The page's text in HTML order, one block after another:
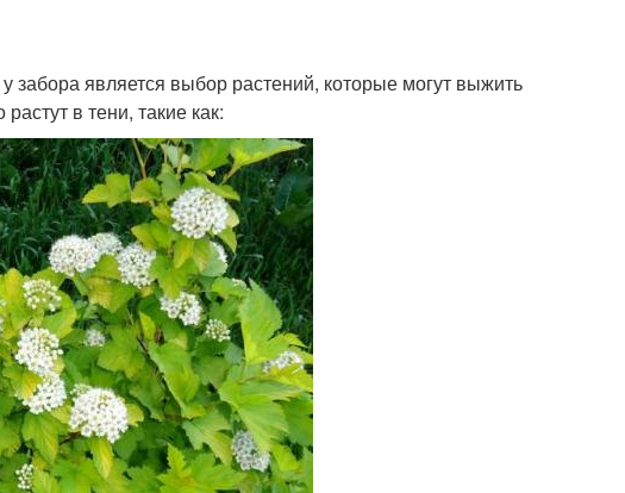
является выбор растений, которые могут выжить
в тени, такие как: